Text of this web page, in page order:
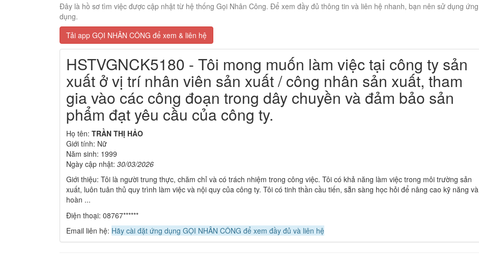
Đây là hồ sơ tìm việc được cập nhật từ hệ thống Gọi Nhân Công. Để xem đầy đủ thông tin và liên hệ nhanh, bạn nên sử dụng ứng
dụng.
Tải app GỌI NHÂN CÔNG để xem & liên hệ
HSTVGNCK5180 - Tôi mong muốn làm việc tại công ty sản
xuất ở vị trí nhân viên sản xuất / công nhân sản xuất, tham
gia vào các công đoạn trong dây chuyền và đảm bảo sản
phẩm đạt yêu cầu của công ty.
Họ tên: TRẦN THỊ HẢO
Giới tính: Nữ
Năm sinh: 1999
Ngày cập nhật: 30/03/2026
Giới thiệu: Tôi là người trung thực, chăm chỉ và có trách nhiệm trong công việc. Tôi có khả năng làm việc trong môi trường sản
xuất, luôn tuân thủ quy trình làm việc và nội quy của công ty. Tôi có tinh thần cầu tiến, sẵn sàng học hỏi để nâng cao kỹ năng và
hoàn ...
Điện thoại: 08767******
Email liên hệ: Hãy cài đặt ứng dụng GỌI NHÂN CÔNG để xem đầy đủ và liên hệ